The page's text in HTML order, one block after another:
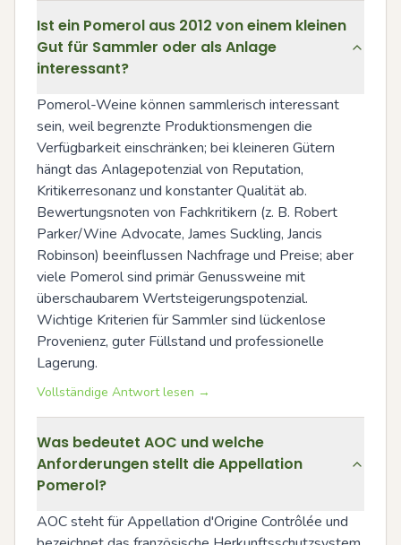
Ist ein Pomerol aus 2012 von einem kleinen
Gut für Sammler oder als Anlage
interessant?
Pomerol-Weine können sammlerisch interessant
sein, weil begrenzte Produktionsmengen die
Verfügbarkeit einschränken; bei kleineren Gütern
hängt das Anlagepotenzial von Reputation,
Kritikerresonanz und konstanter Qualität ab.
Bewertungsnoten von Fachkritikern (z. B. Robert
Parker/Wine Advocate, James Suckling, Jancis
Robinson) beeinflussen Nachfrage und Preise; aber
viele Pomerol sind primär Genussweine mit
überschaubarem Wertsteigerungspotenzial.
Wichtige Kriterien für Sammler sind lückenlose
Provenienz, guter Füllstand und professionelle
Lagerung.
Vollständige Antwort lesen →
Was bedeutet AOC und welche
Anforderungen stellt die Appellation
Pomerol?
AOC steht für Appellation d'Origine Contrôlée und